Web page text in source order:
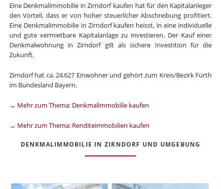
Eine Denkmalimmobilie in Zirndorf kaufen hat für den Kapitalanleger
den Vorteil, dass er von hoher steuerlicher Abschreibung profitiert.
Eine Denkmalimmobilie in Zirndorf kaufen heisst, in eine individuelle
und gute vermietbare Kapitalanlage zu investieren. Der Kauf einer
Denkmalwohnung in Zirndorf gilt als sichere Investition für die
Zukunft.
Zirndorf hat ca. 24.627 Einwohner und gehört zum Kreis/Bezirk Fürth
im Bundesland Bayern.
→ Mehr zum Thema: Denkmalimmobilie kaufen
→ Mehr zum Thema: Renditeimmobilien kaufen
DENKMALIMMOBILIE IN ZIRNDORF UND UMGEBUNG